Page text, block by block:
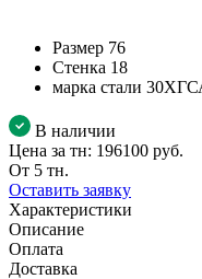
Размер 76
Стенка 18
марка стали
В наличии
Цена за тн: 196100 руб.
От 5 тн.
Оставить заявку
Характеристики
Описание
Оплата
Доставка